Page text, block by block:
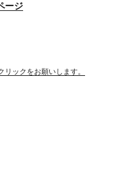
ージ
ックをお願いします。